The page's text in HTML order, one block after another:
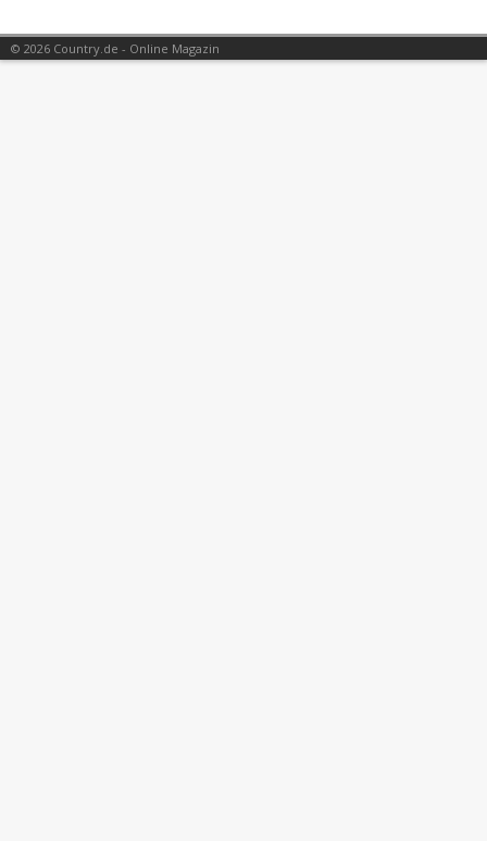
© 2026 Country.de - Online Magazin